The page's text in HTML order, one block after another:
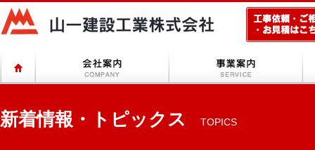
新着情報・トピックス TOPICS